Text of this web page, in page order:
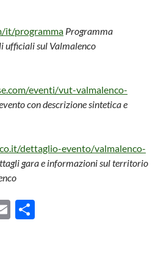
it/programma Programma
ufficiali sul Valmalenco
eventi/vut-valmalenco-
con descrizione sintetica e
dettaglio-evento/valmalenco-
gara e informazioni sul territorio
E